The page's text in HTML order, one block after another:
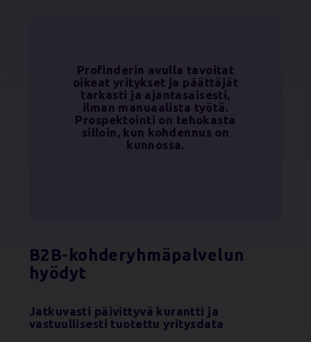
Profinderin avulla tavoitat
oikeat yritykset ja päättäjät
tarkasti ja ajantasaisesti,
ilman manuaalista työtä.
Prospektointi on tehokasta
silloin, kun kohdennus on
kunnossa.
B2B-kohderyhmäpalvelun
hyödyt
Jatkuvasti päivittyvä kurantti ja
vastuullisesti tuotettu yritysdata